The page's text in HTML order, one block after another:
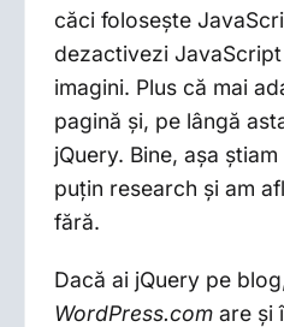
căci folosește
dezactivezi
imagini. Plus că mai
pagină și, pe lângă
jQuery. Bine, așa
puțin research și am
fără.
Dacă ai jQuery pe
WordPress.com are și